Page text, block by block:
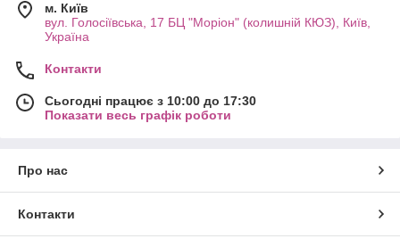
м. Київ
вул. Голосіївська, 17 БЦ "Моріон" (колишній КЮЗ), Київ,
Україна
Контакти
Сьогодні працює з 10:00 до 17:30
Показати весь графік роботи
Про нас
Контакти